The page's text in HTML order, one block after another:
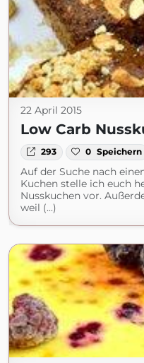
22 April 2015
Low Carb
293 0 Speichern
Auf der Suche nach
Kuchen stelle ich euch
Nusskuchen vor.
weil (...)